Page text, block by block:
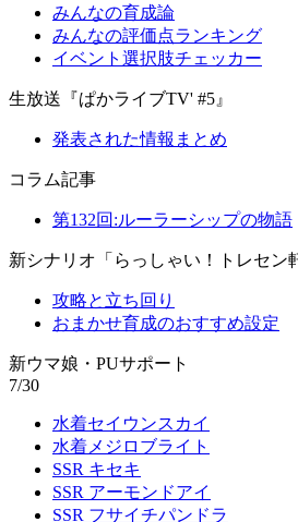
みんなの育成論
みんなの評価点ランキング
イベント選択肢チェッカー
生放送『ぱかライブTV' #5』
発表された情報まとめ
コラム記事
第132回:ルーラーシップの物語
新シナリオ「らっしゃい！トレセン
攻略と立ち回り
おまかせ育成のおすすめ設定
新ウマ娘・PUサポート
7/30
水着セイウンスカイ
水着メジロブライト
SSR キセキ
SSR アーモンドアイ
SSR フサイチパンドラ